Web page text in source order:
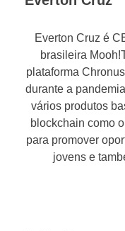
Everton Cruz é
brasileira
plataforma
durante a
vários produtos
blockchain como
para promover
jovens e